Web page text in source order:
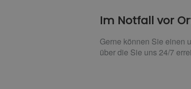
Im Notfall vor
Gerne können Sie einen
über die Sie uns 24/7